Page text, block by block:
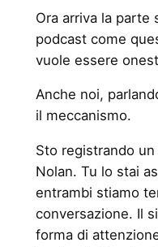
Ora arriva la parte
podcast come
vuole essere
Anche noi,
il meccanismo.
Sto registrando un
Nolan. Tu lo stai
entrambi stiamo
conversazione. Il
forma di